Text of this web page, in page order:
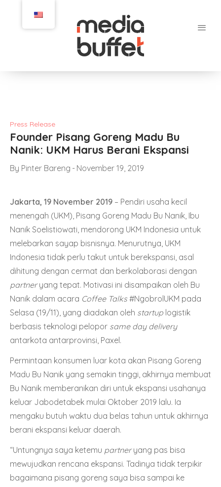
Press Release
Founder Pisang Goreng Madu Bu
Nanik: UKM Harus Berani Ekspansi
By Pinter Bareng November 19, 2019
Jakarta, 19 November 2019 – Pendiri usaha kecil
menengah (UKM), Pisang Goreng Madu Bu Nanik, Ibu
Nanik Soelistiowati, mendorong UKM Indonesia untuk
melebarkan sayap bisnisnya. Menurutnya, UKM
Indonesia tidak perlu takut untuk berekspansi, asal
dihitung dengan cermat dan berkolaborasi dengan
partneryang tepat. Motivasi ini disampaikan oleh Bu
Nanik dalam acara Coffee Talks #NgobrolUKM pada
Selasa (19/11), yang diadakan oleh startup logistik
berbasis teknologi pelopor same day delivery
antarkota antarprovinsi, Paxel .
Permintaan konsumen luar kota akan Pisang Goreng
Madu Bu Nanik yang semakin tinggi, akhirnya membuat
Bu Nanik memberanikan diri untuk ekspansi usahanya
keluar Jabodetabek mulai Oktober 2019 lalu. Ia
mengaku butuh waktu dua belas tahun untuk akhirnya
berani ekspansi keluar daerah.
“Untungnya saya ketemu partneryang pas bisa
mewujudkan rencana ekspansi. Tadinya tidak terpikir
bagaimana pisang goreng saya bisa sampai ke